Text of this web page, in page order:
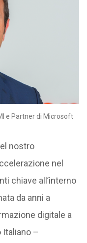
e Partner di Microsoft
nostro
nel
chiave all’interno
da anni a
digitale a
–